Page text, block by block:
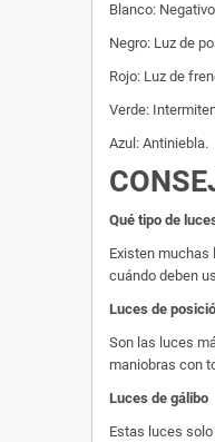
Blanco:
Negro: Luz de
Rojo: Luz de
Verde:
Azul: Antiniebla.
Qué tipo de
Existen muchas
cuándo deben
Luces de
Son las luces
maniobras con
Luces de gálibo
Estas luces